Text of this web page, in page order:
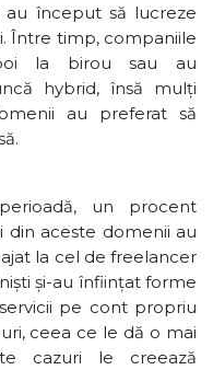
început să lucreze
Între timp, companiile
la birou sau au
hybrid, însă mulți
au preferat să
un procent
din aceste domenii au
la cel de freelancer
și-au înființat forme
pe cont propriu
ceea ce le dă o mai
cazuri le creează